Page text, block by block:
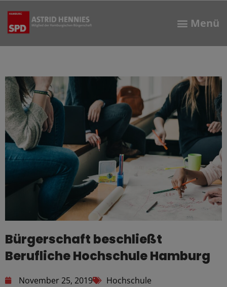
Bürgerschaft beschließt
Berufliche Hochschule Hamburg
November 25, 2019 Hochschule